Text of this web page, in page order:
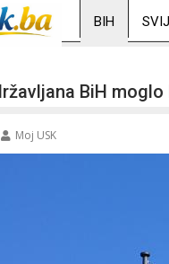
BIH
BiH
Moj USK